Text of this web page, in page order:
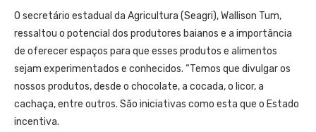
O secretário estadual da Agricultura (Seagri), Wallison Tum,
ressaltou o potencial dos produtores baianos e a importância
de oferecer espaços para que esses produtos e alimentos
sejam experimentados e conhecidos. “Temos que divulgar os
nossos produtos, desde o chocolate, a cocada, o licor, a
cachaça, entre outros. São iniciativas como esta que o Estado
incentiva.